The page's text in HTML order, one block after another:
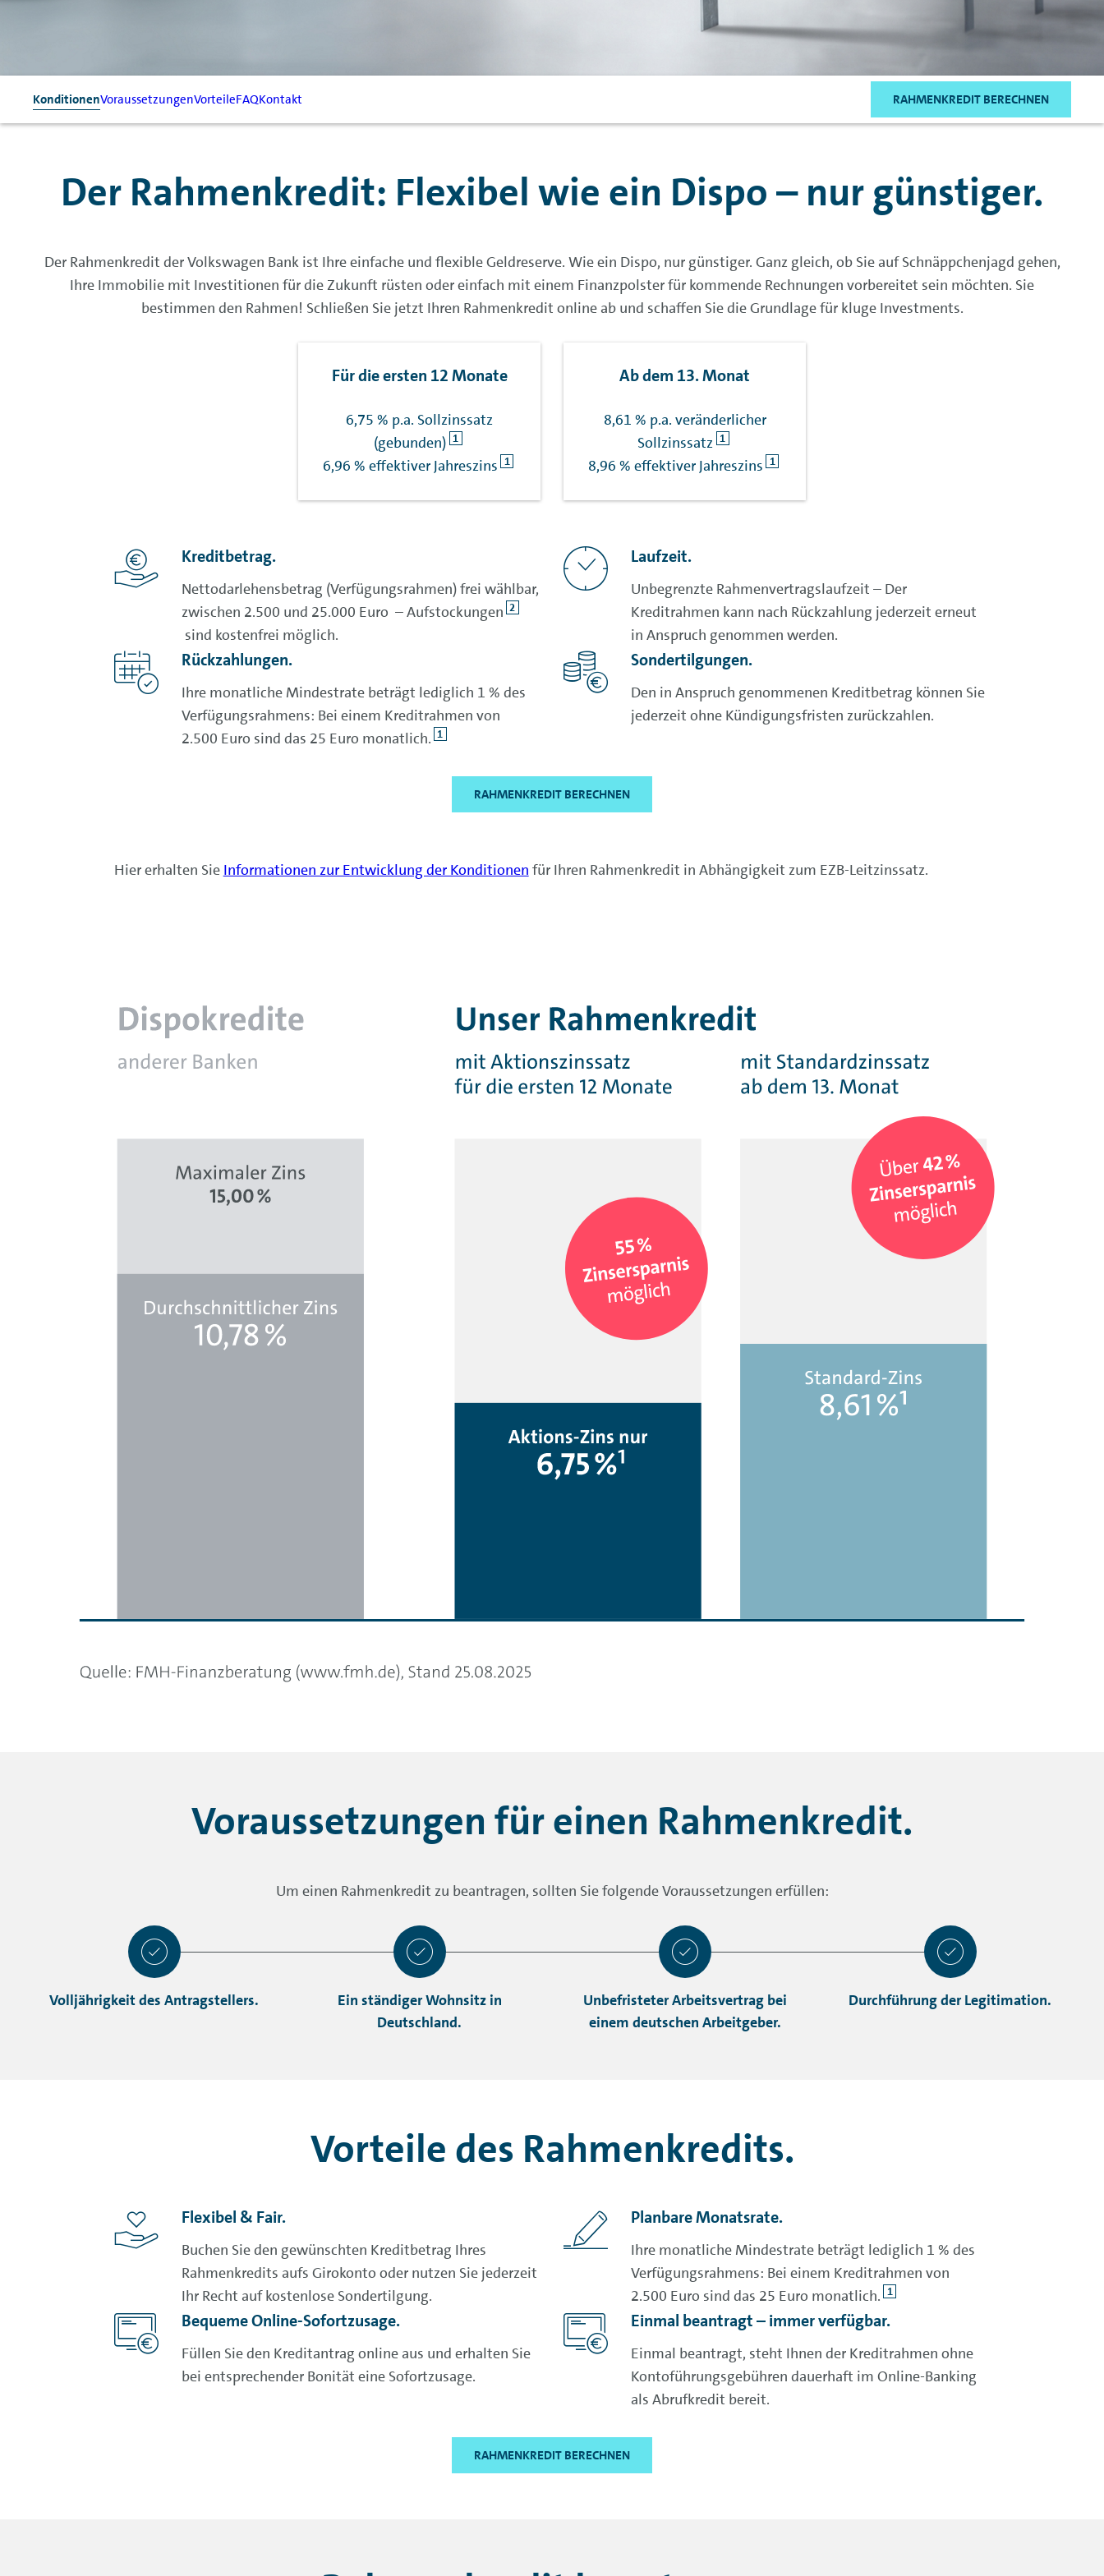
KonditionenVoraussetzungenVorteileFAQKontakt RAHMENKREDIT BERECHNEN
Der Rahmenkredit: Flexibel wie ein Dispo – nur günstiger.
Der Rahmenkredit der Volkswagen Bank ist Ihre einfache und flexible Geldreserve. Wie ein Dispo, nur günstiger. Ganz gleich, ob Sie auf Schnäppchenjagd gehen,
Ihre Immobilie mit Investitionen für die Zukunft rüsten oder einfach mit einem Finanzpolster für kommende Rechnungen vorbereitet sein möchten. Sie
bestimmen den Rahmen! Schließen Sie jetzt Ihren Rahmenkredit online ab und schaffen Sie die Grundlage für kluge Investments.
Für die ersten 12 Monate
6,75 % p.a. Sollzinssatz
(gebunden) 1
6,96 % effektiver Jahreszins 1
Ab dem 13. Monat
8,61 % p.a. veränderlicher
Sollzinssatz 1
8,96 % effektiver Jahreszins 1
Kreditbetrag.
Nettodarlehensbetrag (Verfügungsrahmen) frei wählbar,
zwischen 2.500 und 25.000 Euro – Aufstockungen 2
sind kostenfrei möglich.
Laufzeit.
Unbegrenzte Rahmenvertragslaufzeit – Der
Kreditrahmen kann nach Rückzahlung jederzeit erneut
in Anspruch genommen werden.
Rückzahlungen.
Ihre monatliche Mindestrate beträgt lediglich 1 % des
Verfügungsrahmens: Bei einem Kreditrahmen von
2.500 Euro sind das 25 Euro monatlich. 1
Sondertilgungen.
Den in Anspruch genommenen Kreditbetrag können Sie
jederzeit ohne Kündigungsfristen zurückzahlen.
RAHMENKREDIT BERECHNEN
Hier erhalten Sie Informationen zur Entwicklung der Konditionen für Ihren Rahmenkredit in Abhängigkeit zum EZB-Leitzinssatz.
Voraussetzungen für einen Rahmenkredit.
Um einen Rahmenkredit zu beantragen, sollten Sie folgende Voraussetzungen erfüllen:
Volljährigkeit des Antragstellers.
Ein ständiger Wohnsitz in
Deutschland.
Unbefristeter Arbeitsvertrag bei
einem deutschen Arbeitgeber.
Durchführung der Legitimation.
Vorteile des Rahmenkredits.
Flexibel & Fair.
Buchen Sie den gewünschten Kreditbetrag Ihres
Rahmenkredits aufs Girokonto oder nutzen Sie jederzeit
Ihr Recht auf kostenlose Sondertilgung.
Planbare Monatsrate.
Ihre monatliche Mindestrate beträgt lediglich 1 % des
Verfügungsrahmens: Bei einem Kreditrahmen von
2.500 Euro sind das 25 Euro monatlich. 1
Bequeme Online-Sofortzusage.
Füllen Sie den Kreditantrag online aus und erhalten Sie
bei entsprechender Bonität eine Sofortzusage.
Einmal beantragt – immer verfügbar.
Einmal beantragt, steht Ihnen der Kreditrahmen ohne
Kontoführungsgebühren dauerhaft im Online-Banking
als Abrufkredit bereit.
RAHMENKREDIT BERECHNEN